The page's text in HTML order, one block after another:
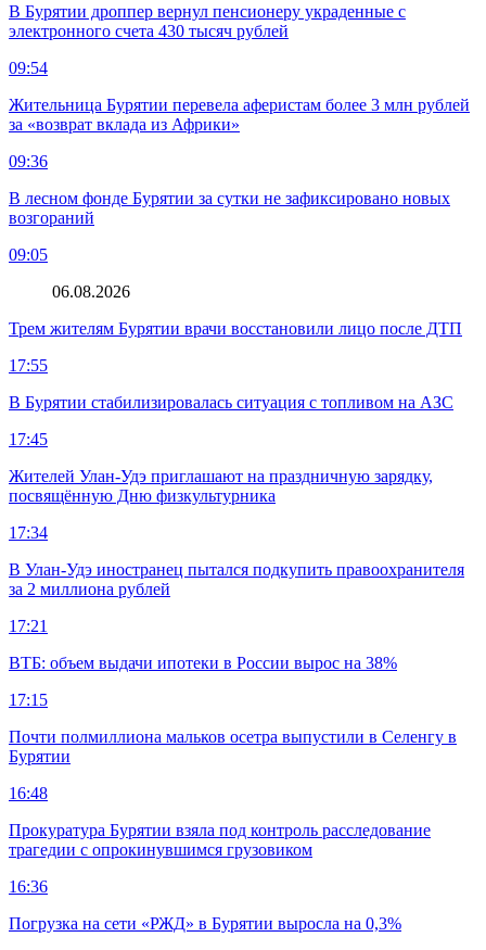
В Бурятии дроппер вернул пенсионеру украденные с
электронного счета 430 тысяч рублей
09:54
Жительница Бурятии перевела аферистам более 3 млн рублей
за «возврат вклада из Африки»
09:36
В лесном фонде Бурятии за сутки не зафиксировано новых
возгораний
09:05
06.08.2026
Трем жителям Бурятии врачи восстановили лицо после ДТП
17:55
В Бурятии стабилизировалась ситуация с топливом на АЗС
17:45
Жителей Улан-Удэ приглашают на праздничную зарядку,
посвящённую Дню физкультурника
17:34
В Улан-Удэ иностранец пытался подкупить правоохранителя
за 2 миллиона рублей
17:21
ВТБ: объем выдачи ипотеки в России вырос на 38%
17:15
Почти полмиллиона мальков осетра выпустили в Селенгу в
Бурятии
16:48
Прокуратура Бурятии взяла под контроль расследование
трагедии с опрокинувшимся грузовиком
16:36
Погрузка на сети «РЖД» в Бурятии выросла на 0,3%